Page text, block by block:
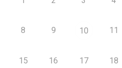
8 9 10 11
15 16 17 18